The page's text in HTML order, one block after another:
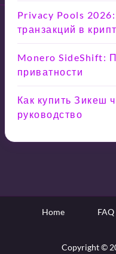
Privacy Pools
транзакций в
Monero SideShift:
приватности
Как купить Зикеш
руководство
Home FAQ
Copyright ©